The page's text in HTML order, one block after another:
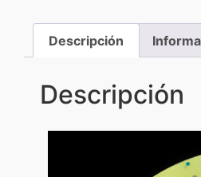
Descripción
Descripción